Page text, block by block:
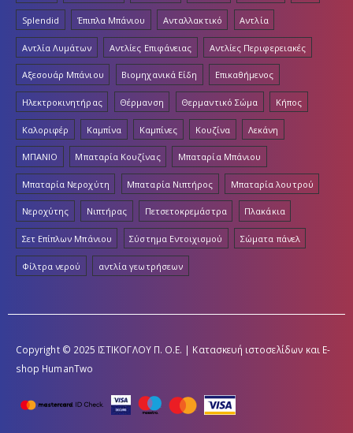
Splendid Έπιπλα Μπάνιου Ανταλλακτικό Αντλία
Αντλία Λυμάτων Αντλίες Επιφάνειας Αντλίες Περιφερειακές
Αξεσουάρ Μπάνιου Βιομηχανικά Είδη Επικαθήμενος
Ηλεκτροκινητήρας Θέρμανση Θερμαντικό Σώμα Κήπος
Καλοριφέρ Καμπίνα Καμπίνες Κουζίνα Λεκάνη
ΜΠΑΝΙΟ Μπαταρία Κουζίνας Μπαταρία Μπάνιου
Μπαταρία Νεροχύτη Μπαταρία Νιπτήρος Μπαταρία λουτρού
Νεροχύτης Νιπτήρας Πετσετοκρεμάστρα Πλακάκια
Σετ Επίπλων Μπάνιου Σύστημα Εντοιχισμού Σώματα πάνελ
Φίλτρα νερού αντλία γεωτρήσεων
Copyright © 2025 ΙΣΤΙΚΟΓΛΟΥ Π. Ο.Ε. | Κατασκευή ιστοσελίδων και E-
shop HumanTwo